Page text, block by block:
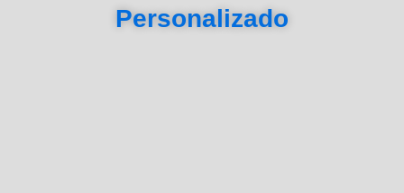
Personalizado